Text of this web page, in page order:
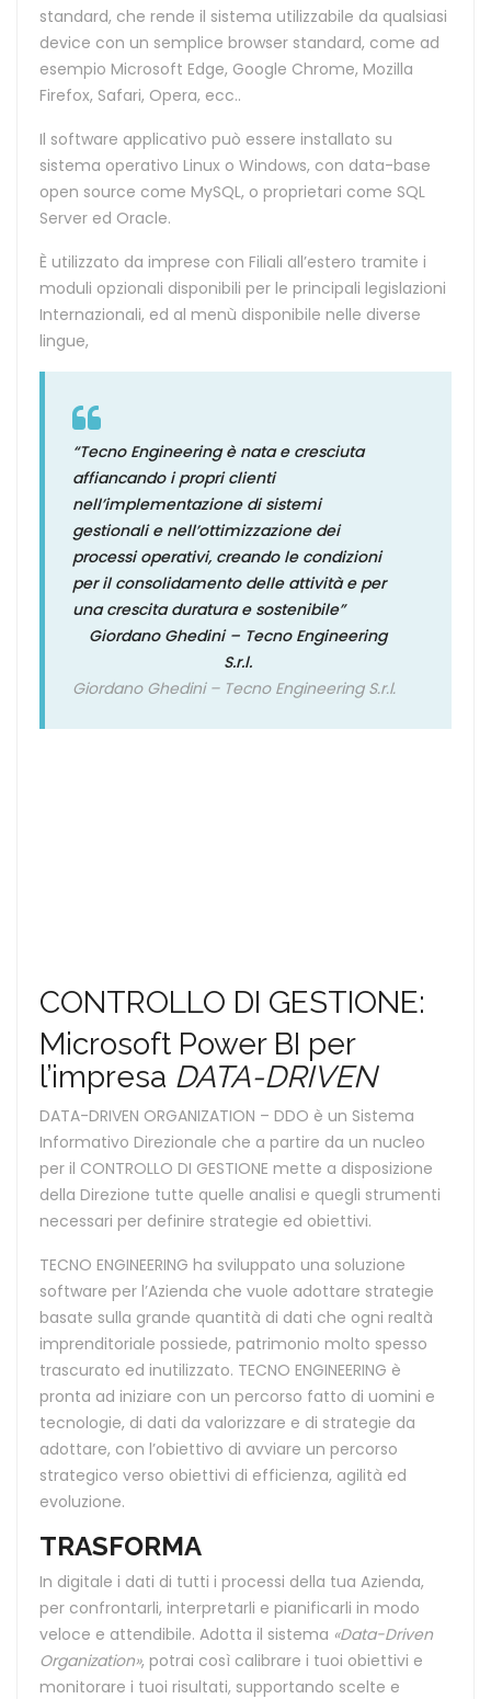
standard, che rende il sistema utilizzabile da qualsiasi
device con un semplice browser standard, come ad
esempio Microsoft Edge, Google Chrome, Mozilla
Firefox, Safari, Opera, ecc..
Il software applicativo può essere installato su
sistema operativo Linux o Windows, con data-base
open source come MySQL, o proprietari come SQL
Server ed Oracle.
È utilizzato da imprese con Filiali all’estero tramite i
moduli opzionali disponibili per le principali legislazioni
Internazionali, ed al menù disponibile nelle diverse
lingue,
“Tecno Engineering è nata e cresciuta
affiancando i propri clienti
nell’implementazione di sistemi
gestionalie nell’ottimizzazione dei
processi operativi, creando le condizioni
per il consolidamento delle attività e per
una crescita duratura e sostenibile”
Giordano Ghedini – Tecno Engineering
S.r.l.
Giordano Ghedini – Tecno Engineering S.r.l.
CONTROLLO DI GESTIONE:
Microsoft Power BI per
l’impresa DATA-DRIVEN
DATA-DRIVEN ORGANIZATION – DDO è un Sistema
Informativo Direzionale che a partire da un nucleo
per il CONTROLLO DI GESTIONE mette a disposizione
della Direzione tutte quelle analisi e quegli strumenti
necessari per definire strategie ed obiettivi.
TECNO ENGINEERING ha sviluppato una soluzione
software per l’Azienda che vuole adottare strategie
basate sulla grande quantità di dati che ogni realtà
imprenditoriale possiede, patrimonio molto spesso
trascurato ed inutilizzato. TECNO ENGINEERING è
pronta ad iniziare con un percorso fatto di uomini e
tecnologie, di dati da valorizzare e di strategie da
adottare, con l’obiettivo di avviare un percorso
strategico verso obiettivi di efficienza, agilità ed
evoluzione.
TRASFORMA
In digitale i dati di tutti i processi della tua Azienda,
per confrontarli, interpretarli e pianificarli in modo
veloce e attendibile. Adotta il sistema «Data-Driven
Organization», potrai così calibrare i tuoi obiettivi e
monitorare i tuoi risultati, supportando scelte e